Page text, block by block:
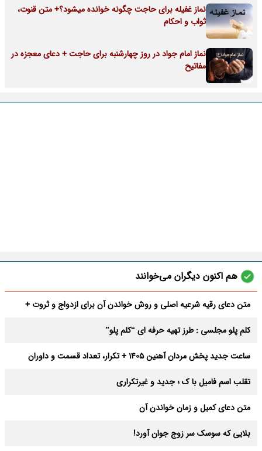
نماز غفیله برای حاجت چگونه خوانده میشود؟+ متن قنوت،
ثواب و احکام
نماز امام جواد در روز چهارشنبه برای حاجت + دعای معجزه در
مفاتیح
هم اکنون دیگران می‌خوانند
متن دعای رقیه شرعیه اصلی و روش خواندن آن برای ازدواج و ثروت +
کلم پلو مجلسی : طرز تهیه حرفه ای “کلم پلو”
ساعت جدید پخش مردان آهنین 1405 + تکرار، تعداد قسمت و داوران
تقلب اسم فامیل با ک ؛ جدید و غیرتکراری
متن دعای کمیل و زمان خواندن آن
بلایی که سوسک سر زوج جوان آورد!